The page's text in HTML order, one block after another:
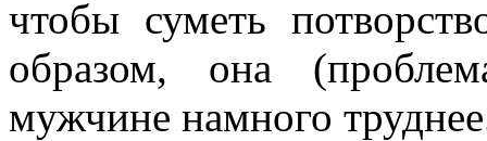
чтобы суметь
образом, она
мужчине намного